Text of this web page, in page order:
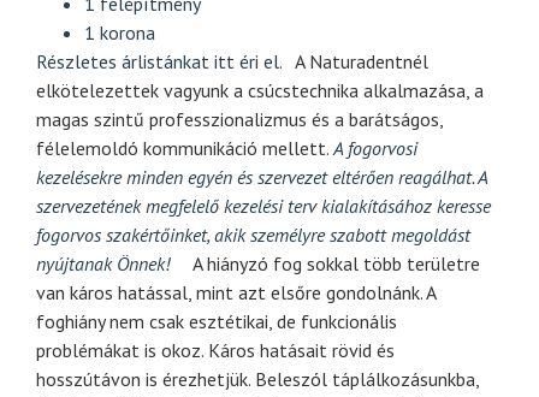
1 korona
Részletes árlistánkat itt éri el. A Naturadentnél
elkötelezettek vagyunk a csúcstechnika alkalmazása, a
magas szintű professzionalizmus és a barátságos,
félelemoldó kommunikáció mellett. A fogorvosi
kezelésekre minden egyén és szervezet eltérően reagálhat. A
szervezetének megfelelő kezelési terv kialakításához keresse
fogorvos szakértőinket, akik személyre szabott megoldást
nyújtanak Önnek!
A hiányzó fog sokkal több területre
van káros hatással, mint azt elsőre gondolnánk. A
foghiány nem csak esztétikai, de funkcionális
problémákat is okoz. Káros hatásait rövid és
hosszútávon is érezhetjük. Beleszól táplálkozásunkba,